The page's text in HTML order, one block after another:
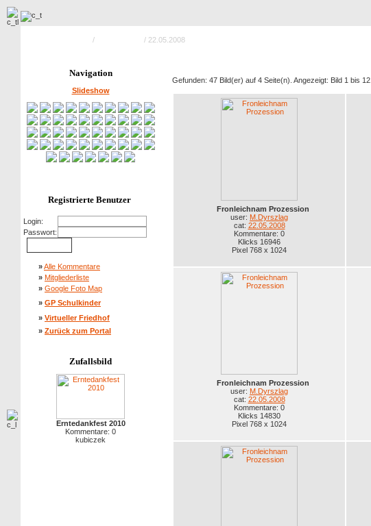
/ / 22.05.2008
Navigation
Slideshow
Registrierte Benutzer
Login:
Passwort:
»Alle Kommentare
» Mitgliederliste
» Google Foto Map
» GP Schulkinder
» Virtueller Friedhof
» Zurück zum Portal
Zufallsbild
Erntedankfest 2010
Kommentare: 0
kubiczek
Gefunden: 47 Bild(er) auf 4 Seite(n). Angezeigt: Bild 1 bis 12.
Fronleichnam Prozession
user: M.Dyrszlag
cat: 22.05.2008
Kommentare: 0
Klicks 16946
Pixel 768 x 1024
Fronleichnam Prozession
user: M.Dyrszlag
cat: 22.05.2008
Kommentare: 0
Klicks 14830
Pixel 768 x 1024